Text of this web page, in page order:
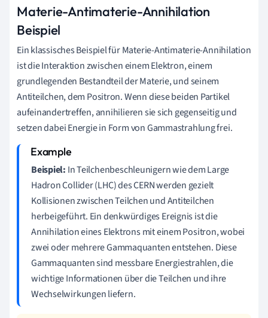
Materie-Antimaterie-Annihilation
Beispiel
Ein klassisches Beispiel für Materie-Antimaterie-Annihilation
ist die Interaktion zwischen einem Elektron, einem
grundlegenden Bestandteil der Materie, und seinem
Antiteilchen, dem Positron. Wenn diese beiden Partikel
aufeinandertreffen, annihilieren sie sich gegenseitig und
setzen dabei Energie in Form von Gammastrahlung frei.
Beispiel: In Teilchenbeschleunigern wie dem Large
Hadron Collider (LHC) des CERN werden gezielt
Kollisionen zwischen Teilchen und Antiteilchen
herbeigeführt. Ein denkwürdiges Ereignis ist die
Annihilation eines Elektrons mit einem Positron, wobei
zwei oder mehrere Gammaquanten entstehen. Diese
Gammaquanten sind messbare Energiestrahlen, die
wichtige Informationen über die Teilchen und ihre
Wechselwirkungen liefern.